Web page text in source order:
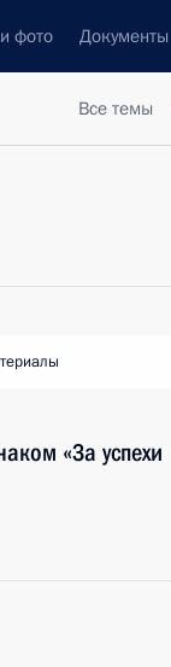
фото Документы
Все темы
«За успехи